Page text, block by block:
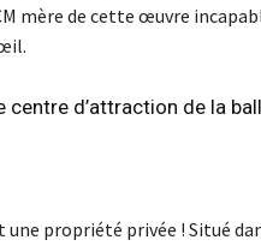
mère de cette œuvre
d’attraction de la
propriété privée ! Situé